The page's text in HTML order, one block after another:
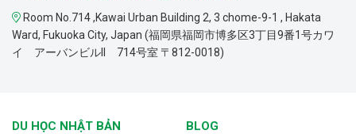
Room No.714 ,Kawai Urban Building 2, 3 chome-9-1 , Hakata
Ward, Fukuoka City, Japan (福岡県福岡市博多区3丁目9番1号カワ
イ アーバンビルII 714号室 〒812-0018)
DU HỌC NHẬT BẢN BLOG